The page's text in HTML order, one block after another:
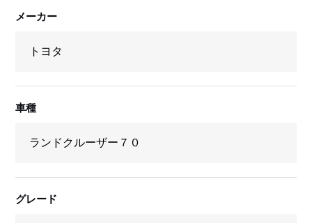
メーカー
車種
グレード